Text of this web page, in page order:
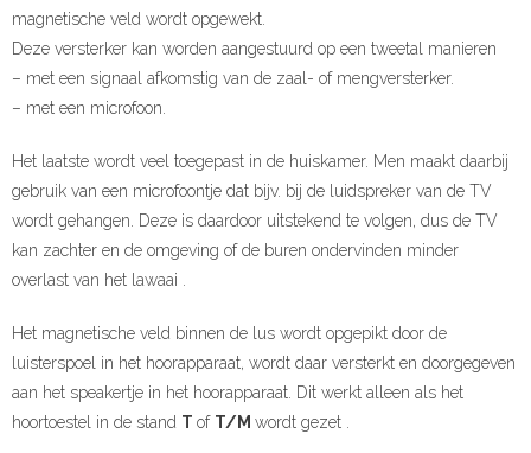
magnetische veld wordt opgewekt.
Deze versterker kan worden aangestuurd op een tweetal manieren
– met een signaal afkomstig van de zaal- of mengversterker.
– met een microfoon.
Het laatste wordt veel toegepast in de huiskamer. Men maakt daarbij
gebruik van een microfoontje dat bijv. bij de luidspreker van de TV
wordt gehangen. Deze is daardoor uitstekend te volgen, dus de TV
kan zachter en de omgeving of de buren ondervinden minder
overlast van het lawaai .
Het magnetische veld binnen de lus wordt opgepikt door de
luisterspoel in het hoorapparaat, wordt daar versterkt en doorgegeven
aan het speakertje in het hoorapparaat. Dit werkt alleen als het
hoortoestel in de stand T of T/M wordt gezet .